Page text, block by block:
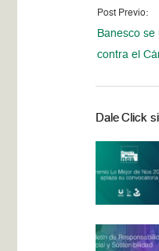
Post Previo:
Banesco
contra el
Dale Click